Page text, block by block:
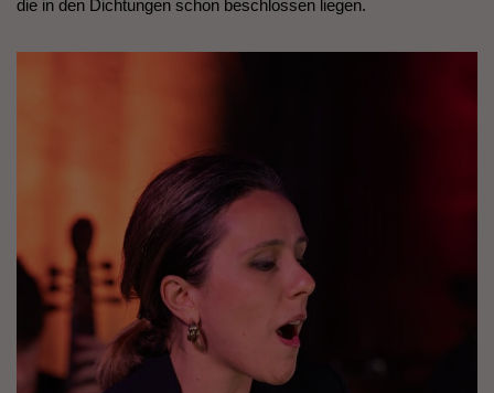
die in den Dichtungen schon beschlossen liegen.